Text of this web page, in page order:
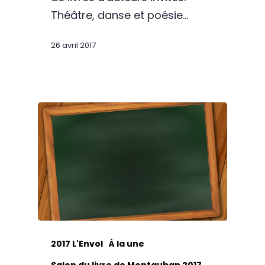
Théâtre, danse et poésie…
26 avril 2017
2017 L'Envol À la une